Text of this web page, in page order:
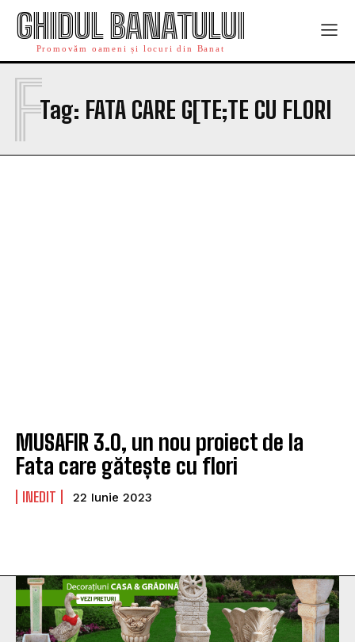
GHIDUL BANATULUI
Promovăm oameni și locuri din Banat
Tag: FATA CARE G[TE;TE CU FLORI
F
MUSAFIR 3.0, un nou proiect de la
Fata care gătește cu flori
INEDIT 22 Iunie 2023